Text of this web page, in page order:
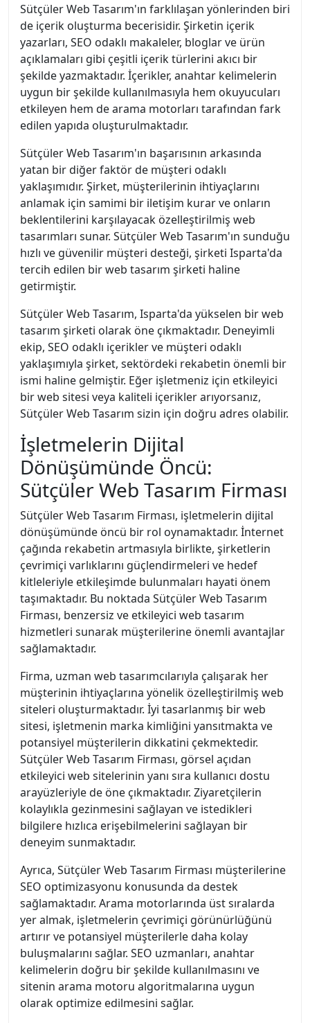
Sütçüler Web Tasarım'ın farklılaşan yönlerinden biri
de içerik oluşturma becerisidir. Şirketin içerik
yazarları, SEO odaklı makaleler, bloglar ve ürün
açıklamaları gibi çeşitli içerik türlerini akıcı bir
şekilde yazmaktadır. İçerikler, anahtar kelimelerin
uygun bir şekilde kullanılmasıyla hem okuyucuları
etkileyen hem de arama motorları tarafından fark
edilen yapıda oluşturulmaktadır.
Sütçüler Web Tasarım'ın başarısının arkasında
yatan bir diğer faktör de müşteri odaklı
yaklaşımıdır. Şirket, müşterilerinin ihtiyaçlarını
anlamak için samimi bir iletişim kurar ve onların
beklentilerini karşılayacak özelleştirilmiş web
tasarımları sunar. Sütçüler Web Tasarım'ın sunduğu
hızlı ve güvenilir müşteri desteği, şirketi Isparta'da
tercih edilen bir web tasarım şirketi haline
getirmiştir.
Sütçüler Web Tasarım, Isparta'da yükselen bir web
tasarım şirketi olarak öne çıkmaktadır. Deneyimli
ekip, SEO odaklı içerikler ve müşteri odaklı
yaklaşımıyla şirket, sektördeki rekabetin önemli bir
ismi haline gelmiştir. Eğer işletmeniz için etkileyici
bir web sitesi veya kaliteli içerikler arıyorsanız,
Sütçüler Web Tasarım sizin için doğru adres olabilir.
İşletmelerin Dijital
Dönüşümünde Öncü:
Sütçüler Web Tasarım Firması
Sütçüler Web Tasarım Firması, işletmelerin dijital
dönüşümünde öncü bir rol oynamaktadır. İnternet
çağında rekabetin artmasıyla birlikte, şirketlerin
çevrimiçi varlıklarını güçlendirmeleri ve hedef
kitleleriyle etkileşimde bulunmaları hayati önem
taşımaktadır. Bu noktada Sütçüler Web Tasarım
Firması, benzersiz ve etkileyici web tasarım
hizmetleri sunarak müşterilerine önemli avantajlar
sağlamaktadır.
Firma, uzman web tasarımcılarıyla çalışarak her
müşterinin ihtiyaçlarına yönelik özelleştirilmiş web
siteleri oluşturmaktadır. İyi tasarlanmış bir web
sitesi, işletmenin marka kimliğini yansıtmakta ve
potansiyel müşterilerin dikkatini çekmektedir.
Sütçüler Web Tasarım Firması, görsel açıdan
etkileyici web sitelerinin yanı sıra kullanıcı dostu
arayüzleriyle de öne çıkmaktadır. Ziyaretçilerin
kolaylıkla gezinmesini sağlayan ve istedikleri
bilgilere hızlıca erişebilmelerini sağlayan bir
deneyim sunmaktadır.
Ayrıca, Sütçüler Web Tasarım Firması müşterilerine
SEO optimizasyonu konusunda da destek
sağlamaktadır. Arama motorlarında üst sıralarda
yer almak, işletmelerin çevrimiçi görünürlüğünü
artırır ve potansiyel müşterilerle daha kolay
buluşmalarını sağlar. SEO uzmanları, anahtar
kelimelerin doğru bir şekilde kullanılmasını ve
sitenin arama motoru algoritmalarına uygun
olarak optimize edilmesini sağlar.